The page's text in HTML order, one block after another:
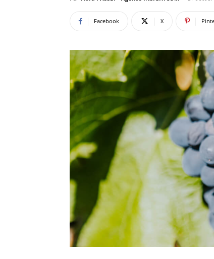
Facebook X